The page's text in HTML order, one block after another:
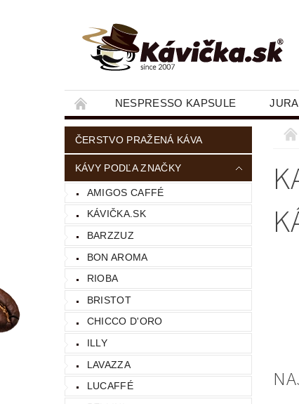
NESPRESSO KAPSULE JURA
ČERSTVO PRAŽENÁ KÁVA
KÁVY PODĽA ZNAČKY
AMIGOS CAFFÉ
KÁVIČKA.SK
BARZZUZ
BON AROMA
RIOBA
BRISTOT
CHICCO D'ORO
ILLY
LAVAZZA
LUCAFFÉ